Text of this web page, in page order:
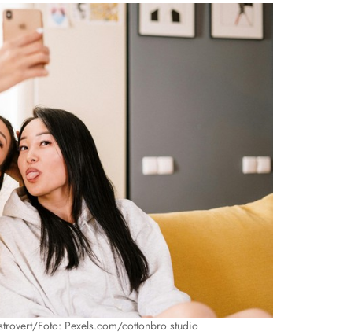
Foto: Pexels.com/cottonbro studio